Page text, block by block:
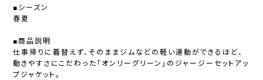
■シーズン
春夏
■商品説明
仕事帰りに着替えず、そのままジムなどの軽い運動ができるほど、
動きやすさにこだわった「オンリーグリーン」のジャージーセットアッ
プジャケット。